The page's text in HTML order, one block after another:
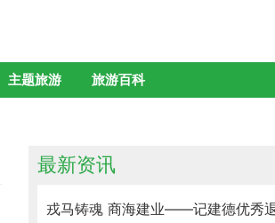
主题旅游 旅游百科
最新资讯